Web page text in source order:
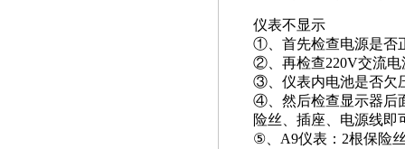
仪表不显示
①、首先检查电源是否
②、再检查220V交流
③、仪表内电池是否欠
④、然后检查显示器后
险丝、插座、电源线即
⑤、A9仪表：2根保险